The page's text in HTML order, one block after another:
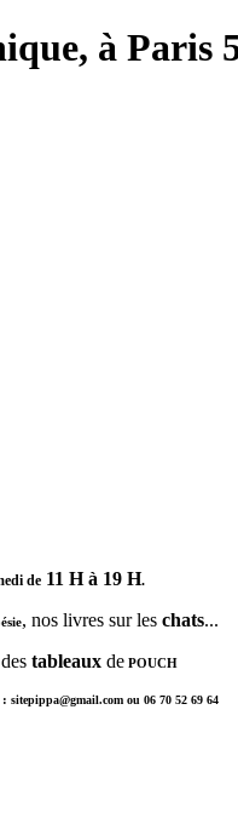
à Paris
de 11 H à 19 H.
, nos livres sur les chats...
tableaux de POUCH
: sitepippa@gmail.com ou 06 70 52 69 64